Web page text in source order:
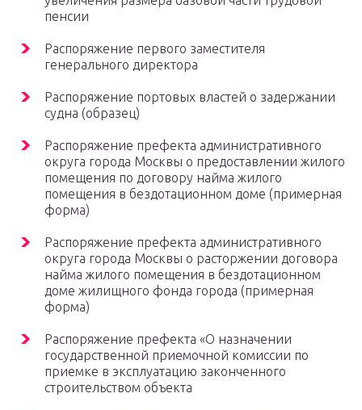
пенсии
Распоряжение первого заместителя
генерального директора
Распоряжение портовых властей о задержании
судна (образец)
Распоряжение префекта административного
округа города Москвы о предоставлении жилого
помещения по договору найма жилого
помещения в бездотационном доме (примерная
форма)
Распоряжение префекта административного
округа города Москвы о расторжении договора
найма жилого помещения в бездотационном
доме жилищного фонда города (примерная
форма)
Распоряжение префекта «О назначении
государственной приемочной комиссии по
приемке в эксплуатацию законченного
строительством объекта